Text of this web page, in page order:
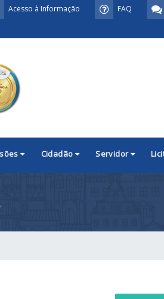
FAQ
Acesso à Informação
Cidadão Servidor